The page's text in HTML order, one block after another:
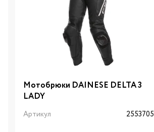
Мотобрюки DAINESE DELTA 3
LADY
Артикул 2553705